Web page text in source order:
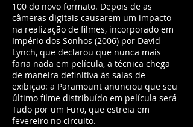
100 do novo formato. Depois de as
câmeras digitais causarem um impacto
na realização de filmes, incorporado em
Império dos Sonhos (2006) por David
Lynch, que declarou que nunca mais
faria nada em película, a técnica chega
de maneira definitiva às salas de
exibição: a Paramount anunciou que seu
último filme distribuído em película será
Tudo por um Furo, que estreia em
fevereiro no circuito.